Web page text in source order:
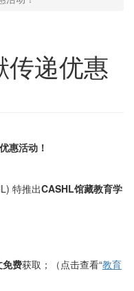
传递优惠
惠活动！
特推出CASHL馆藏教育学
免费获取；（点击查看“教育